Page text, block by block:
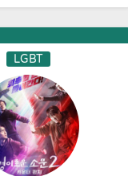
LGBT